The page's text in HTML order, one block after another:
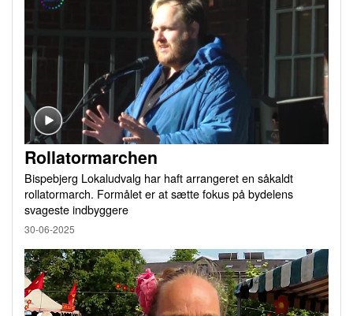
Rollatormarchen
Bispebjerg Lokaludvalg har haft arrangeret en såkaldt
rollatormarch. Formålet er at sætte fokus på bydelens
svageste indbyggere
30-06-2025